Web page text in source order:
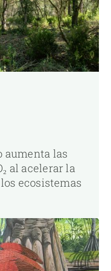
aumenta las
al acelerar la
ecosistemas